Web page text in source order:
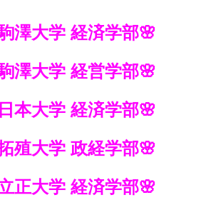
澤大学 経済学部🌸
澤大学 経営学部🌸
本大学 経済学部🌸
殖大学 政経学部🌸
正大学 経済学部🌸